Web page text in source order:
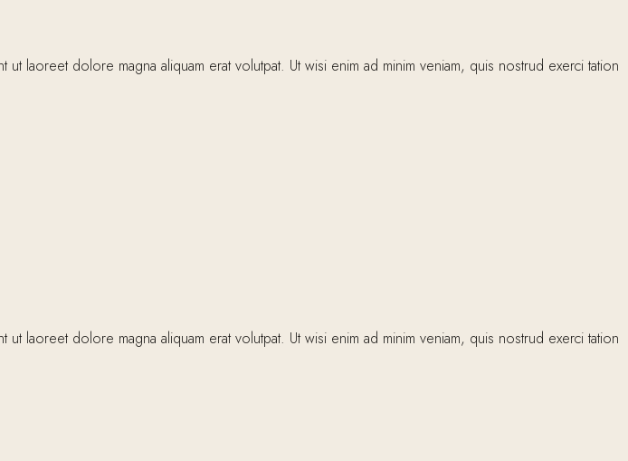
laoreet dolore magna aliquam erat volutpat. Ut wisi enim ad minim veniam, quis nostrud exerci tation
laoreet dolore magna aliquam erat volutpat. Ut wisi enim ad minim veniam, quis nostrud exerci tation